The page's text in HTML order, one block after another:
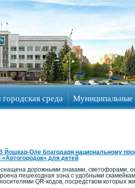
среда Муниципальные
В Йошкар-Оле благодаря национальному
для детей
дорожными знаками, светофорами,
пешеходная зона с удобными
QR-кодов, посредством которых